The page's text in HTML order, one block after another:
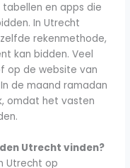
tabellen en apps die
In Utrecht
rekenmethode,
kan bidden. Veel
op de website van
de maand ramadan
omdat het vasten
Utrecht vinden?
Utrecht op